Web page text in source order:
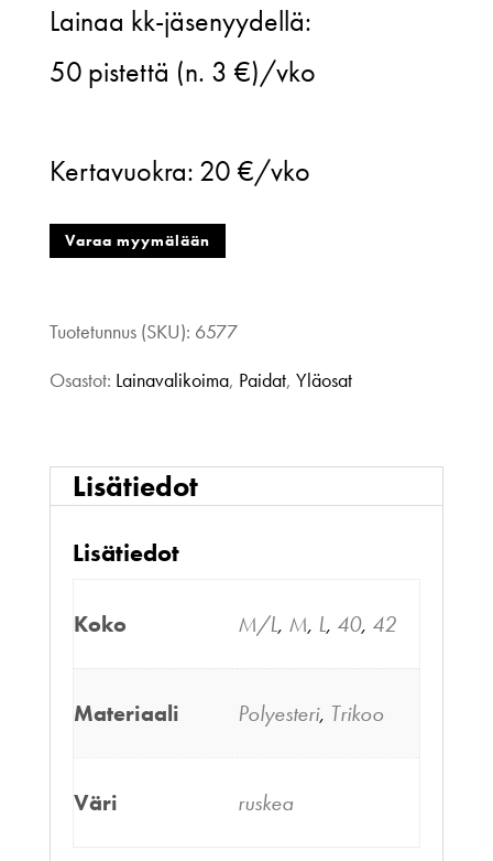
paisley
kuvioinen
kauluspaita,
M/L
Lainaa kk-jäsenyydellä:
50 pistettä (n. 3 €)/vko
Kertavuokra: 20 €/vko
Varaa myymälään
Tuotetunnus (SKU): 6577
Osastot: Lainavalikoima, Paidat, Yläosat
Lisätiedot
Lisätiedot
Koko M/L, M, L, 40, 42
Materiaali Polyesteri, Trikoo
Väri ruskea